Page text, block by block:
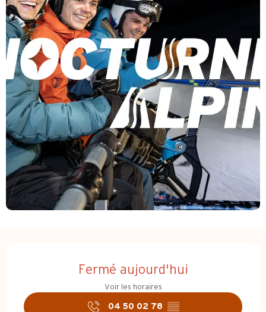
Fermé aujourd'hui
Voir les horaires
04 50 02 78 ▒▒